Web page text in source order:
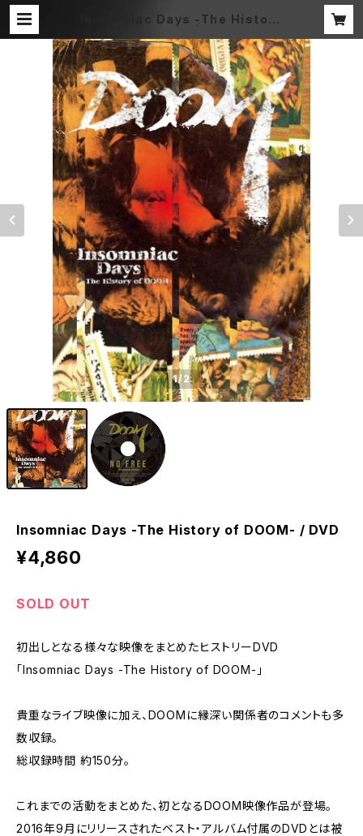
Insomniac Days -The History
CIAL MERCH STORE
1/2
Insomniac Days -The History of DOOM- / DVD
¥4,860
SOLD OUT
初出しとなる様々な映像をまとめたヒストリーDVD
「Insomniac Days -The History of DOOM-」
貴重なライブ映像に加え、DOOMに縁深い関係者のコメントも多
数収録。
総収録時間 約150分。
これまでの活動をまとめた、初となるDOOM映像作品が登場。
2016年9月にリリースされたベスト・アルバム付属のDVDとは被